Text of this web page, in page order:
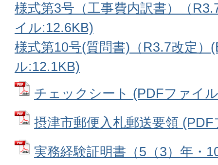
様式第3号（工事費内訳書）（
イル:12.6KB)
様式第10号(質問書)（R3.7改定）
ル:12.1KB)
チェックシート (PDFファイ
摂津市郵便入札郵送要領
実務経験証明書（5（3）年・